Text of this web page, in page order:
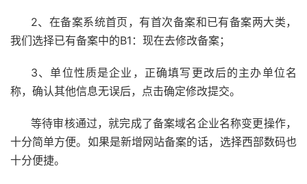
2、在备案系统首页，有首次备案和已有备案两大类，
我们选择已有备案中的B1：现在去修改备案；
3、单位性质是企业，正确填写更改后的主办单位名
称，确认其他信息无误后，点击确定修改提交。
等待审核通过，就完成了备案域名企业名称变更操作，
十分简单方便。如果是新增网站备案的话，选择西部数码也
十分便捷。